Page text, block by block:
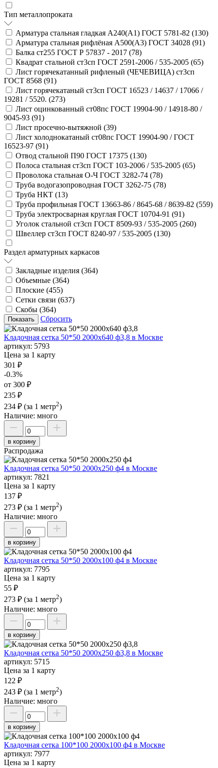
Тип металлопроката
Арматура стальная гладкая А240(А1) ГОСТ 5781-82 (130)
Арматура стальная рифлёная А500(А3) ГОСТ 34028 (91)
Балка ст255 ГОСТ Р 57837 - 2017 (78)
Квадрат стальной ст3сп ГОСТ 2591-2006 / 535-2005 (65)
Лист горячекатанный рифленый (ЧЕЧЕВИЦА) ст3сп
ГОСТ 8568 (91)
Лист горячекатаный ст3сп ГОСТ 16523 / 14637 / 17066 /
19281 / 5520. (273)
Лист оцинкованный ст08пс ГОСТ 19904-90 / 14918-80 /
9045-93 (91)
Лист просечно-вытяжной (39)
Лист холоднокатаный ст08пс ГОСТ 19904-90 / ГОСТ
16523-97 (91)
Отвод стальной П90 ГОСТ 17375 (130)
Полоса стальная ст3сп ГОСТ 103-2006 / 535-2005 (65)
Проволока стальная О-Ч ГОСТ 3282-74 (78)
Труба водогазопроводная ГОСТ 3262-75 (78)
Труба НКТ (13)
Труба профильная ГОСТ 13663-86 / 8645-68 / 8639-82 (559)
Труба электросварная круглая ГОСТ 10704-91 (91)
Уголок стальной ст3сп ГОСТ 8509-93 / 535-2005 (260)
Швеллер ст3сп ГОСТ 8240-97 / 535-2005 (130)
Раздел арматурных каркасов
Закладные изделия (364)
Объемные (364)
Плоские (455)
Сетки связи (637)
Скобы (364)
Сбросить
Кладочная сетка 50*50 2000х640 ф3,8 в Москве
артикул: 5793
Цена за 1 карту
301 ₽
-0.3%
от 300 ₽
235 ₽
234 ₽ (за 1 метр2)
Наличие: много
в корзину
Распродажа
Кладочная сетка 50*50 2000х250 ф4 в Москве
артикул: 7821
Цена за 1 карту
137 ₽
273 ₽ (за 1 метр2)
Наличие: много
в корзину
Кладочная сетка 50*50 2000х100 ф4 в Москве
артикул: 7795
Цена за 1 карту
55 ₽
273 ₽ (за 1 метр2)
Наличие: много
в корзину
Кладочная сетка 50*50 2000х250 ф3,8 в Москве
артикул: 5715
Цена за 1 карту
122 ₽
243 ₽ (за 1 метр2)
Наличие: много
в корзину
Кладочная сетка 100*100 2000х100 ф4 в Москве
артикул: 7977
Цена за 1 карту